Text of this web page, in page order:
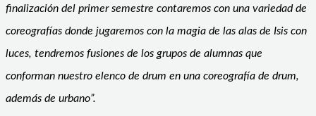
finalización del primer semestre contaremos con una variedad de
coreografías donde jugaremos con la magia de las alas de Isis con
luces, tendremos fusiones de los grupos de alumnas que
conforman nuestro elenco de drum en una coreografía de drum,
además de urbano”.